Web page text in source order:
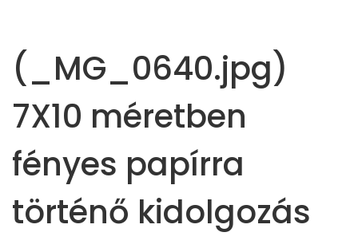
(_MG_0640.jpg)
7X10 méretben
fényes papírra
történő kidolgozás